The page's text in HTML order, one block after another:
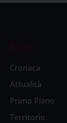
News
Cronaca
Attualità
Primo Piano
Territorio